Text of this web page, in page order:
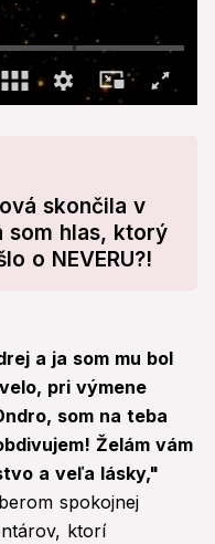
skončila v
som hlas, ktorý
o NEVERU?!
a ja som mu bol
pri výmene
som na teba
Želám vám
a veľa lásky,"
spokojnej
ktorí